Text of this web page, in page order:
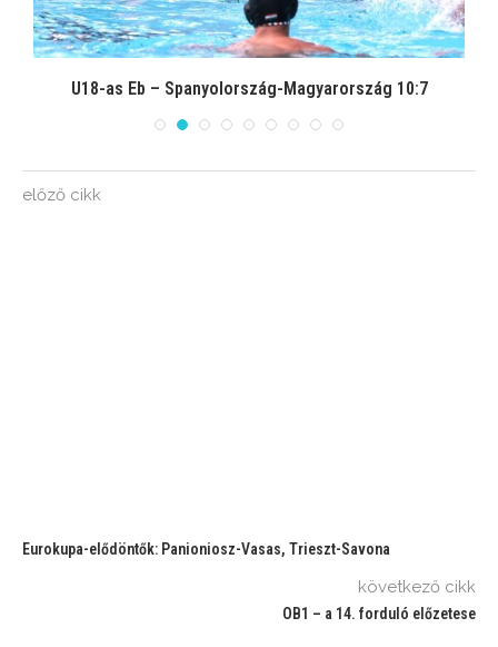
U18-as Eb – Spanyolország-Magyarország 10:7
előző cikk
Eurokupa-elődöntők: Panioniosz-Vasas, Trieszt-Savona
következő cikk
OB1 – a 14. forduló előzetese